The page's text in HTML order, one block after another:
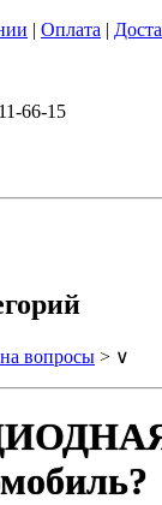
| Оплата |
66-15
вопросы > ∨